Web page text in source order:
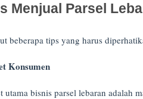
Menjual Parsel
beberapa tips yang harus
Konsumen
utama bisnis parsel lebaran adalah